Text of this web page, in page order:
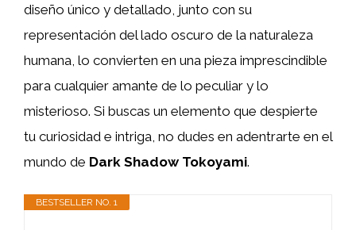
diseño único y detallado, junto con su
representación del lado oscuro de la naturaleza
humana, lo convierten en una pieza imprescindible
para cualquier amante de lo peculiar y lo
misterioso. Si buscas un elemento que despierte
tu curiosidad e intriga, no dudes en adentrarte en el
mundo de Dark Shadow Tokoyami.
BESTSELLER NO. 1